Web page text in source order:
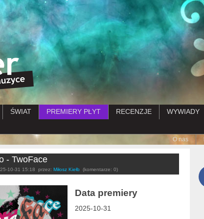
Przejdź do treści
ŚWIAT PREMIERY PŁYT RECENZJE WYWIADY
Submenu
O nas
- TwoFace
10-31 15:18 przez: Miłosz Kiełb (komentarze: 0)
Data premiery
2025-10-31